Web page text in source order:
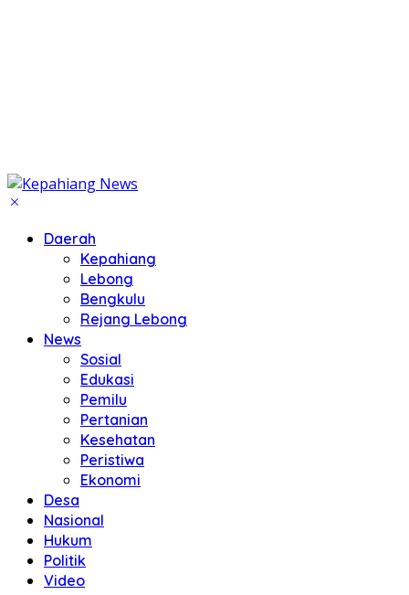
Daerah
Kepahiang
Lebong
Bengkulu
Rejang Lebong
News
Sosial
Edukasi
Pemilu
Pertanian
Kesehatan
Peristiwa
Ekonomi
Desa
Nasional
Hukum
Politik
Video